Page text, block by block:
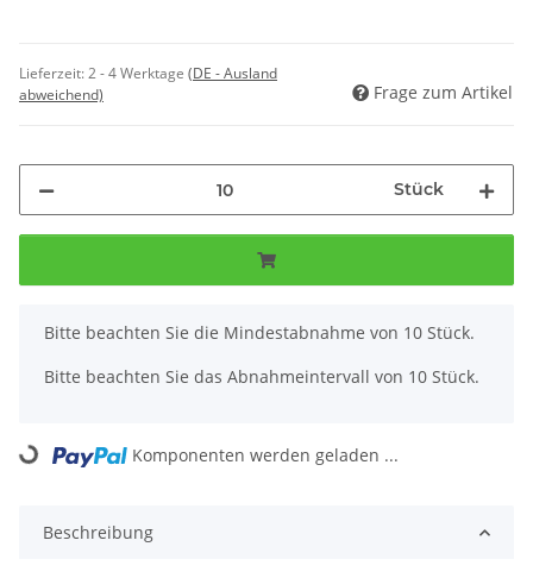
Lieferzeit:2 - 4 Werktage (DE - Ausland
abweichend)
Frage zum Artikel
Stück
x
Bitte beachten Sie die Mindestabnahme von 10 Stück.
Bitte beachten Sie das Abnahmeintervall von 10 Stück.
Loading... Komponenten werden geladen ...
Beschreibung